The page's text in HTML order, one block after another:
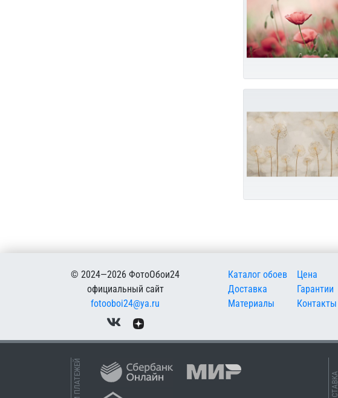
© 2024—2026 ФотоОбои24
официальный сайт
fotooboi24@ya.ru
Меню в подвале
Каталог обоев
Доставка
Материалы
Цена
Гарантии
Контакты
ДОСТАВКА